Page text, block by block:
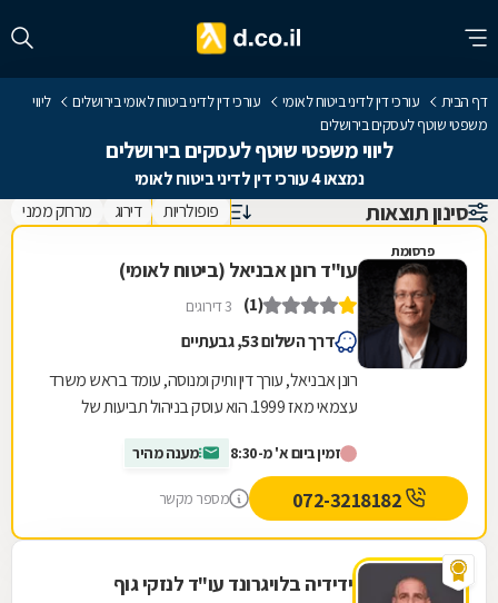
דף הבית עורכי דין לדיני ביטוח לאומי עורכי דין לדיני ביטוח לאומי בירושלים
ליווי
משפטי שוטף לעסקים בירושלים
ליווי משפטי שוטף לעסקים בירושלים
נמצאו 4 עורכי דין לדיני ביטוח לאומי
סינון תוצאות פופולריות דירוג מרחק ממני
פרסומת
עו"ד רונן אבניאל (ביטוח לאומי)
(1) 3 דירוגים
דרך השלום 53, גבעתיים
רונן אבניאל, עורך דין ותיק ומנוסה, עומד בראש משרד
עצמאי מאז 1999. הוא עוסק בניהול תביעות של
זמין ביום א' מ-8:30 מענה מהיר
מספר מקשר
ידידיה בלויגרונד עו"ד לנזקי גוף